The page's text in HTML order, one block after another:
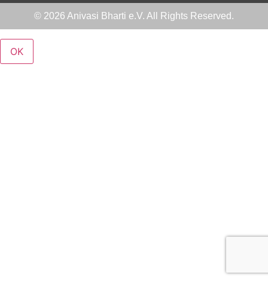
© 2026 Anivasi Bharti e.V. All Rights Reserved.
OK